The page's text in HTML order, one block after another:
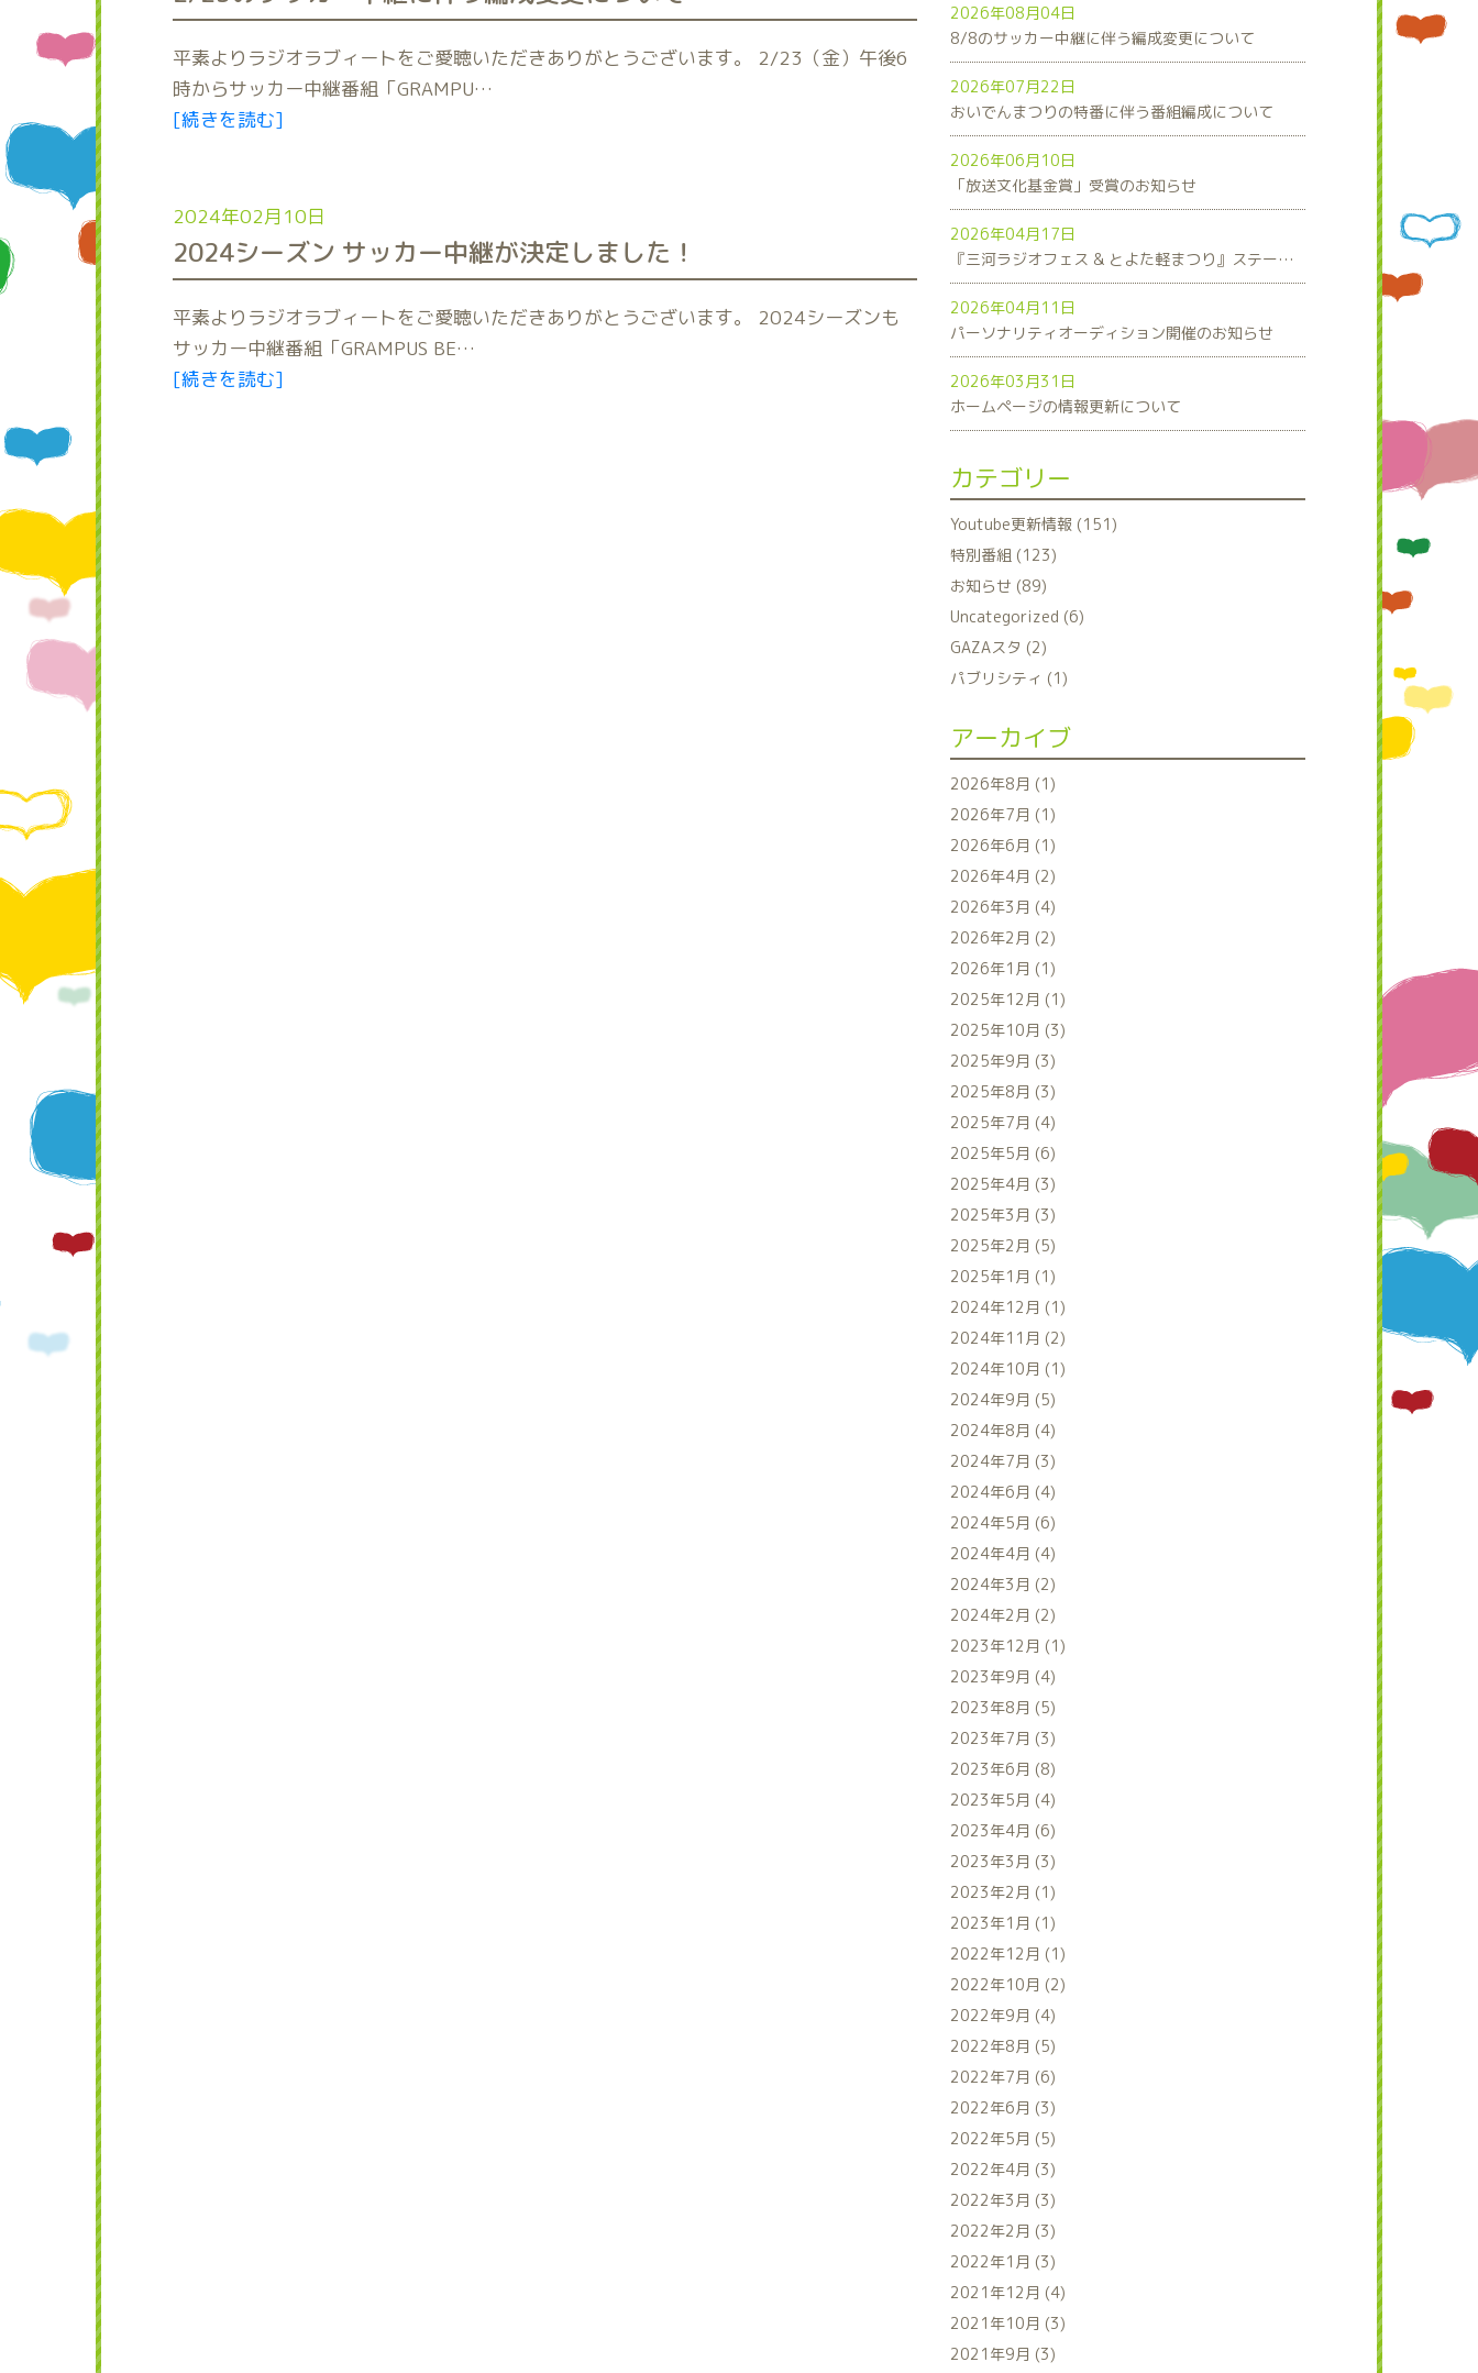
平素よりラジオラブィートをご愛聴いただきありがとうございます。 2/23（金）午後6
時からサッカー中継番組「GRAMPU…
[続きを読む]
2024年02月10日
2024シーズン サッカー中継が決定しました！
平素よりラジオラブィートをご愛聴いただきありがとうございます。 2024シーズンも
サッカー中継番組「GRAMPUS BE…
[続きを読む]
2026年08月04日
8/8のサッカー中継に伴う編成変更について
2026年07月22日
おいでんまつりの特番に伴う番組編成について
2026年06月10日
「放送文化基金賞」受賞のお知らせ
2026年04月17日
『三河ラジオフェス & とよた軽まつり』ステージスケジュール発表！
2026年04月11日
パーソナリティオーディション開催のお知らせ
2026年03月31日
ホームページの情報更新について
カテゴリー
Youtube更新情報 (151)
特別番組 (123)
お知らせ (89)
Uncategorized (6)
GAZAスタ (2)
パブリシティ (1)
アーカイブ
2026年8月 (1)
2026年7月 (1)
2026年6月 (1)
2026年4月 (2)
2026年3月 (4)
2026年2月 (2)
2026年1月 (1)
2025年12月 (1)
2025年10月 (3)
2025年9月 (3)
2025年8月 (3)
2025年7月 (4)
2025年5月 (6)
2025年4月 (3)
2025年3月 (3)
2025年2月 (5)
2025年1月 (1)
2024年12月 (1)
2024年11月 (2)
2024年10月 (1)
2024年9月 (5)
2024年8月 (4)
2024年7月 (3)
2024年6月 (4)
2024年5月 (6)
2024年4月 (4)
2024年3月 (2)
2024年2月 (2)
2023年12月 (1)
2023年9月 (4)
2023年8月 (5)
2023年7月 (3)
2023年6月 (8)
2023年5月 (4)
2023年4月 (6)
2023年3月 (3)
2023年2月 (1)
2023年1月 (1)
2022年12月 (1)
2022年10月 (2)
2022年9月 (4)
2022年8月 (5)
2022年7月 (6)
2022年6月 (3)
2022年5月 (5)
2022年4月 (3)
2022年3月 (3)
2022年2月 (3)
2022年1月 (3)
2021年12月 (4)
2021年10月 (3)
2021年9月 (3)